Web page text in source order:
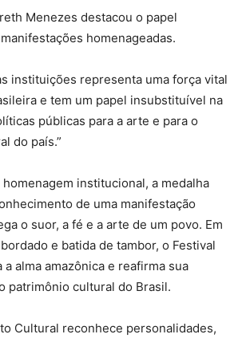
Menezes destacou o papel
homenageadas.
instituições representa uma força vital
e tem um papel insubstituível na
públicas para a arte e para o
do país.”
homenagem institucional, a medalha
de uma manifestação
o suor, a fé e a arte de um povo. Em
e batida de tambor, o Festival
alma amazônica e reafirma sua
patrimônio cultural do Brasil.
Cultural reconhece personalidades,